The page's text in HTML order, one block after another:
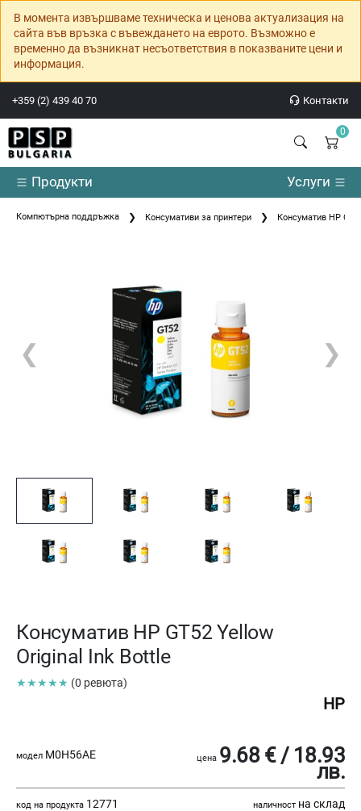
В момента извършваме техническа и ценова актуализация на
сайта във връзка с въвеждането на еврото. Възможно е
временно да възникнат несъответствия в показваните цени и
информация.
+359 (2) 439 40 70 Контакти
0
Продукти Услуги
Компютърна поддръжка Консумативи за принтери Консуматив HP
❮ ❯
Консуматив HP GT52 Yellow
Original Ink Bottle
★★★★★ (0 ревюта)
HP
модел M0H56AE цена 9.68 € / 18.93
лв.
код на продукта 12771 наличност на склад